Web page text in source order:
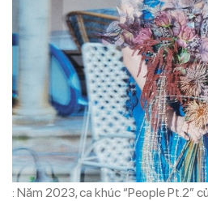
: Năm 2023, ca khúc “People Pt.2”